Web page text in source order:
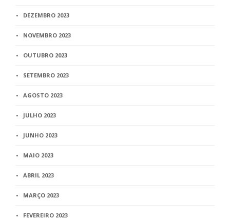
DEZEMBRO 2023
NOVEMBRO 2023
OUTUBRO 2023
SETEMBRO 2023
AGOSTO 2023
JULHO 2023
JUNHO 2023
MAIO 2023
ABRIL 2023
MARÇO 2023
FEVEREIRO 2023